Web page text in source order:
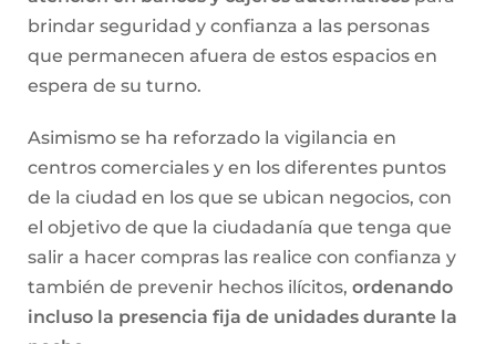
brindar seguridad y confianza a las personas
que permanecen afuera de estos espacios en
espera de su turno.
Asimismo se ha reforzado la vigilancia en
centros comerciales y en los diferentes puntos
de la ciudad en los que se ubican negocios, con
el objetivo de que la ciudadanía que tenga que
salir a hacer compras las realice con confianza y
también de prevenir hechos ilícitos, ordenando
incluso la presencia fija de unidades durante la